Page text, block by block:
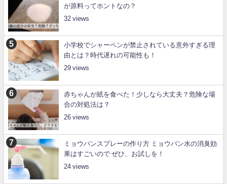
が原料ってホントなの？
32
小学校でシャーペンが禁止されている意外すぎる理
由とは？時代遅れの可能性も！
29
赤ちゃんが紙を食べた！少しなら大丈夫？危険な場
合の対処法は？
26
ミョウバンスプレーの作り方 ミョウバン水の消臭効
果はすごいので ぜひ、お試しを！
24